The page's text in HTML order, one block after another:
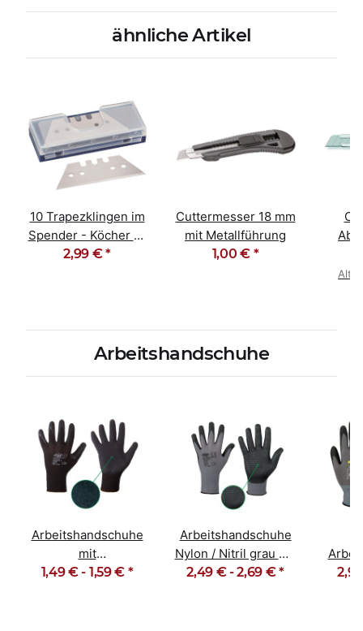
ähnliche Artikel
10 Trapezklingen im
Spender - Köcher 10
Stück
2,99 €*
Cuttermesser 18 mm
mit Metallführung
1,00 € *
Arbeitshandschuhe
Arbeitshandschuhe
mit
Latexbeschichtung
1,49 € - 1,59 € *
Arbeitshandschuhe
Nylon / Nitril grau mit
Noppen Handan
2,49 € -2,69 €*